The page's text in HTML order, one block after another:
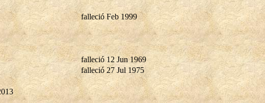
falleció Feb 1999
falleció 12 Jun 1969
falleció 27 Jul 1975